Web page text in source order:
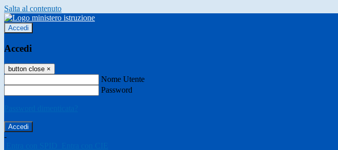
Salta al contenuto
Accedi
Accedi
button close ×
Nome Utente
Password
-